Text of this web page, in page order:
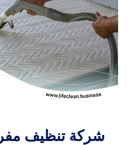
شركة تنظيف